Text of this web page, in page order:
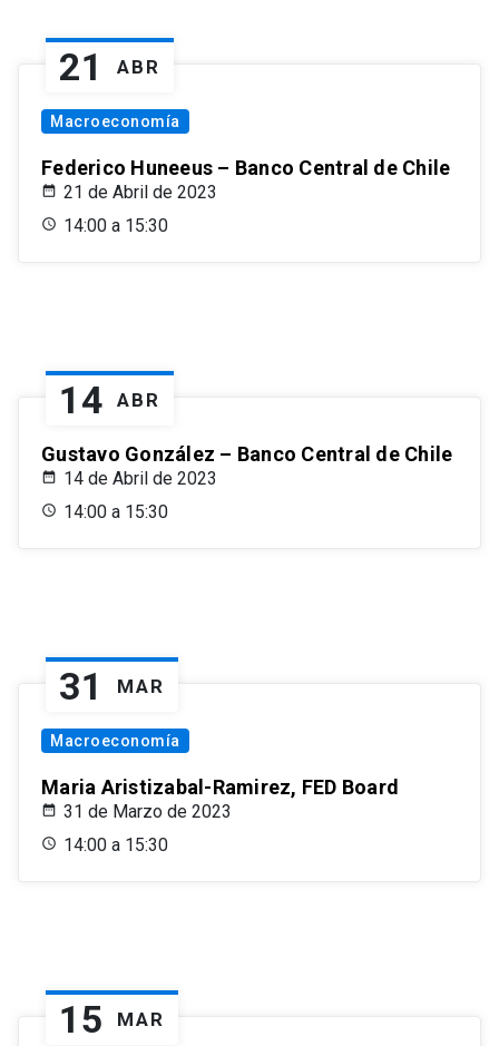
21 ABR
Macroeconomía
Federico Huneeus – Banco Central de Chile
21 de Abril de 2023
14:00 a 15:30
14 ABR
Gustavo González – Banco Central de Chile
14 de Abril de 2023
14:00 a 15:30
31 MAR
Macroeconomía
Maria Aristizabal-Ramirez, FED Board
31 de Marzo de 2023
14:00 a 15:30
15 MAR